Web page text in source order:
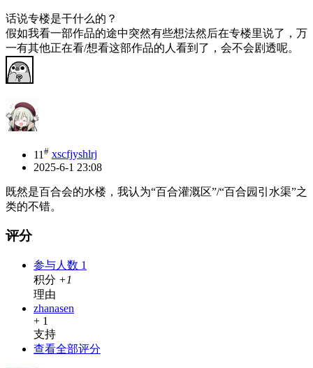
话说专楼是干什么的？
假如我看一部作品的途中突然有些想法然后在专楼里说了，万
一有其他正在看/想看这部作品的人看到了，会不会剧透呢。
11 # xscfjyshlrj
2025-6-1 23:08
既然是百合会的水楼，我认为“百合灌溉区”/“百合园引水渠”之
类的不错。
评分
参与人数 1
积分 +1
理由
zhanasen
+ 1
支持
查看全部评分